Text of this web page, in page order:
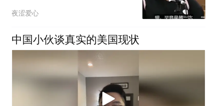
夜涩爱心
中国小伙谈真实的美国现状